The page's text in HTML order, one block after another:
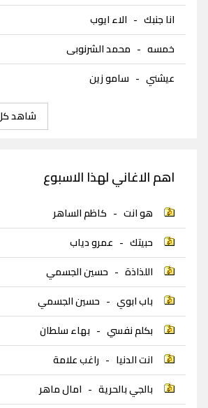
انا جنبك - الاء ايوب
خمسه - محمد الشرنوبى
عيشني - سامو زين
شاهد
اهم الاغاني لهذا الاسبوع
هو انت - كاظم الساهر
حبيتك - عمرو دياب
اللذاذة - حسين الجسمي
باب ابوي - حسين الجسمي
بكلم نفسي - بهاء سلطان
انت الدنيا - راغب علامة
بالجي بالحرية - امال ماهر